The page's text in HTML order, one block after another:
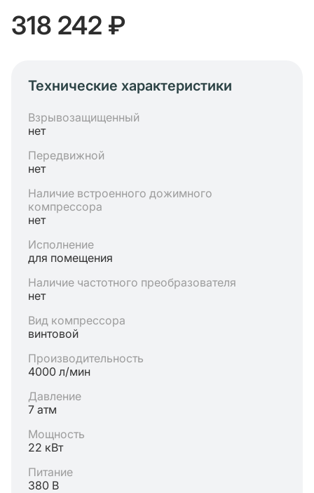
318 242 ₽
Технические характеристики
Взрывозащищенный
нет
Передвижной
нет
Наличие встроенного дожимного
компрессора
нет
Исполнение
для помещения
Наличие частотного преобразователя
нет
Вид компрессора
винтовой
Производительность
4000 л/мин
Давление
7 атм
Мощность
22 кВт
Питание
380 В